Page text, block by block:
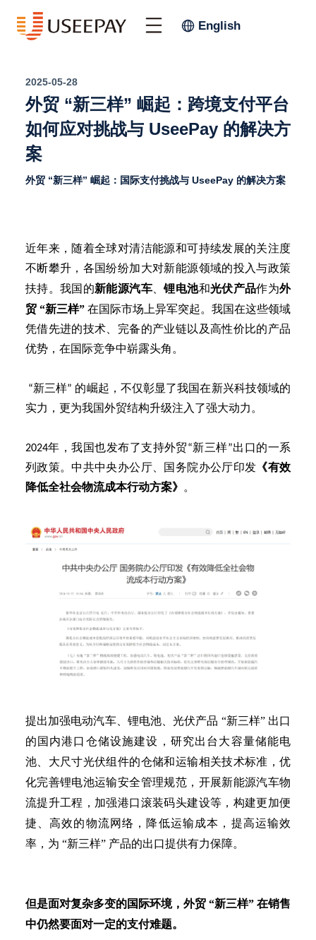
English
2025-05-28
外贸 “新三样” 崛起：跨境支付平台
如何应对挑战与 UseePay 的解决方
案
外贸 “新三样” 崛起：国际支付挑战与 UseePay 的解决方案
近年来，随着全球对清洁能源和可持续发展的关注度
不断攀升，各国纷纷加大对新能源领域的投入与政策
扶持。我国的新能源汽车、锂电池和光伏产品作为外
贸 “新三样” 在国际市场上异军突起。我国在这些领域
凭借先进的技术、完备的产业链以及高性价比的产品
优势，在国际竞争中崭露头角。
“新三样” 的崛起，不仅彰显了我国在新兴科技领域的
实力，更为我国外贸结构升级注入了强大动力。
2024年，我国也发布了支持外贸“新三样”出口的一系
列政策。中共中央办公厅、国务院办公厅印发 《有效
降低全社会物流成本行动方案》 。
提出加强电动汽车、锂电池、光伏产品 “新三样” 出口
的国内港口仓储设施建设，研究出台大容量储能电
池、大尺寸光伏组件的仓储和运输相关技术标准，优
化完善锂电池运输安全管理规范，开展新能源汽车物
流提升工程，加强港口滚装码头建设等，构建更加便
捷、高效的物流网络，降低运输成本，提高运输效
率，为 “新三样” 产品的出口提供有力保障。
但是面对复杂多变的国际环境，外贸 “新三样” 在销售
中仍然要面对一定的支付难题。